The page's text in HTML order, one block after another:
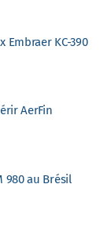
Embraer KC-390
AerFin
980 au Brésil